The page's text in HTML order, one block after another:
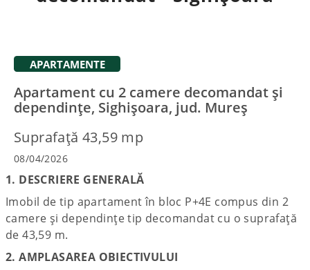
APARTAMENTE
Apartament cu 2 camere decomandat și
dependințe, Sighișoara, jud. Mureș
Suprafață 43,59 mp
08/04/2026
1. DESCRIERE GENERALĂ
Imobil de tip apartament în bloc P+4E compus din 2
camere și dependințe tip decomandat cu o suprafață
de 43,59 m.
2. AMPLASAREA OBIECTIVULUI